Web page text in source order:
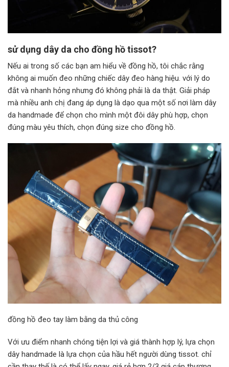
sử dụng dây da cho đồng hồ tissot?
Nếu ai trong số các bạn am hiểu về đồng hồ, tôi chắc rằng
không ai muốn đeo những chiếc dây đeo hàng hiệu. với lý do
đắt và nhanh hỏng nhưng đó không phải là da thật. Giải pháp
mà nhiều anh chị đang áp dụng là dạo qua một số nơi làm dây
da handmade để chọn cho mình một đôi dây phù hợp, chọn
đúng màu yêu thích, chọn đúng size cho đồng hồ.
đồng hồ đeo tay làm bằng da thủ công
Với ưu điểm nhanh chóng tiện lợi và giá thành hợp lý, lựa chọn
dây handmade là lựa chọn của hầu hết người dùng tissot. chỉ